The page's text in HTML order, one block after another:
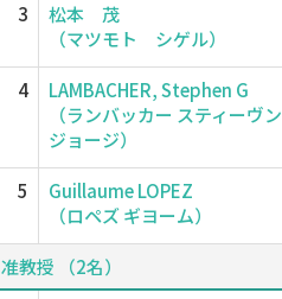
3
松本 茂
（マツモト シゲル）
4
LAMBACHER, Stephen G
（ランバッカー スティーヴン
ジョージ）
5
Guillaume LOPEZ
（ロペズ ギヨーム）
准教授 （2名）